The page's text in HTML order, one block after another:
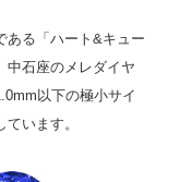
ある「ハート&キュー
中石座のメレダイヤ
以下の極小サイ
います。